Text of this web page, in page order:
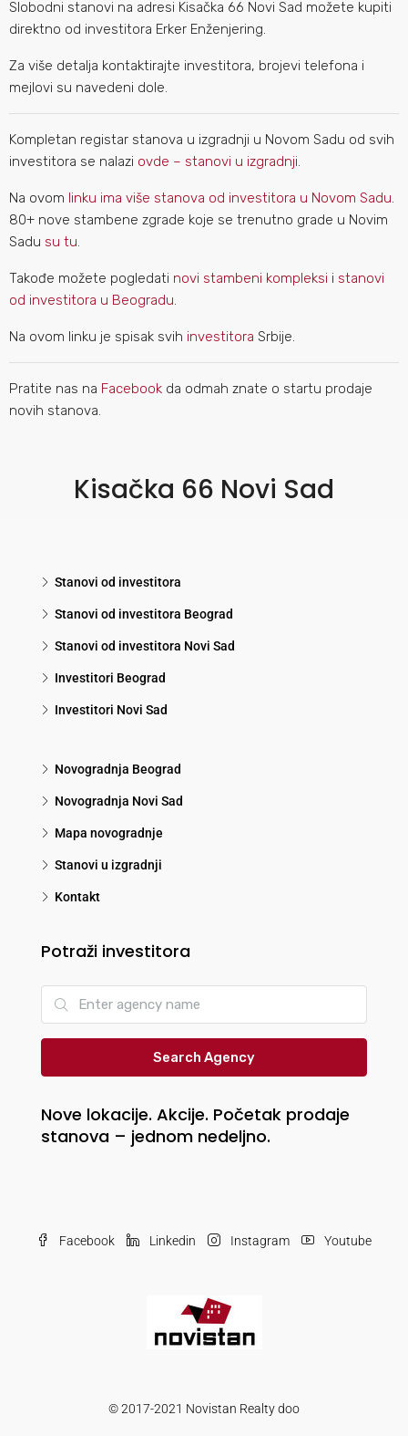
Slobodni stanovi na adresi Kisačka 66 Novi Sad možete kupiti
direktno od investitora Erker Enženjering.
Za više detalja kontaktirajte investitora, brojevi telefona i
mejlovi su navedeni dole.
Kompletan registar stanova u izgradnji u Novom Sadu od svih
investitora se nalazi ovde – stanovi u izgradnji.
Na ovom linku ima više stanova od investitora u Novom Sadu.
80+ nove stambene zgrade koje se trenutno grade u Novim
Sadu su tu.
Takođe možete pogledati novi stambeni kompleksi i stanovi
od investitora u Beogradu.
Na ovom linku je spisak svih investitora Srbije.
Pratite nas na Facebook da odmah znate o startu prodaje
novih stanova.
Kisačka 66 Novi Sad
Stanovi od investitora
Stanovi od investitora Beograd
Stanovi od investitora Novi Sad
Investitori Beograd
Investitori Novi Sad
Novogradnja Beograd
Novogradnja Novi Sad
Mapa novogradnje
Stanovi u izgradnji
Kontakt
Potraži investitora
Search Agency
Nove lokacije. Akcije. Početak prodaje
stanova – jednom nedeljno.
Facebook Linkedin Instagram Youtube
© 2017-2021 Novistan Realty doo